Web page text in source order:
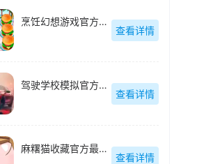
烹饪幻想游戏官方最新版
查看详情
驾驶学校模拟官方最新版
查看详情
麻糬猫收藏官方最新版
查看详情